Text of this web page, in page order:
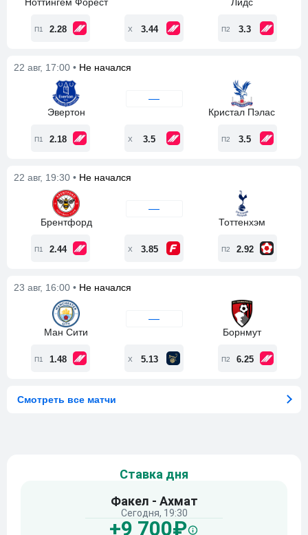
П1 2.28 Х 3.44 П2 3.3
22 авг, 17:00 • Не начался
Эвертон
—
Кристал Пэлас
П1 2.18 Х 3.5 П2 3.5
22 авг, 19:30 • Не начался
Брентфорд
—
Тоттенхэм
П1 2.44 Х 3.85 П2 2.92
23 авг, 16:00 • Не начался
Ман Сити
—
Борнмут
П1 1.48 Х 5.13 П2 6.25
Смотреть все матчи
Ставка дня
Факел - Ахмат
Сегодня, 19:30
+9 700₽